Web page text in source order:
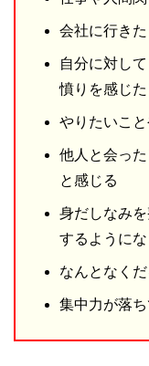
会社に行き
自分に対し
憤りを感じ
やりたいこ
他人と会っ
と感じる
身だしなみ
するようにな
なんとなく
集中力が落